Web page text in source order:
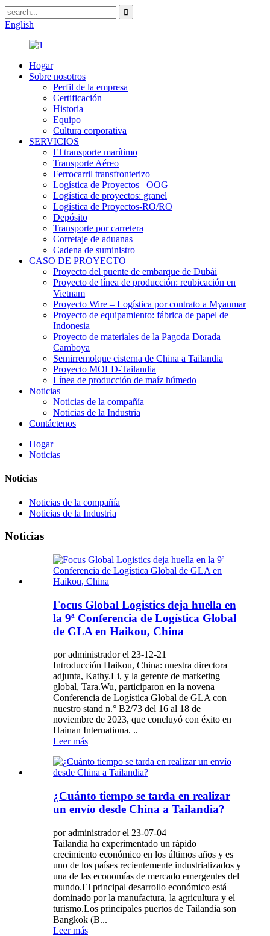
English
Hogar
Sobre nosotros
Perfil de la empresa
Certificación
Historia
Equipo
Cultura corporativa
SERVICIOS
El transporte marítimo
Transporte Aéreo
Ferrocarril transfronterizo
Logística de Proyectos –OOG
Logística de proyectos: granel
Logística de Proyectos-RO/RO
Depósito
Transporte por carretera
Corretaje de aduanas
Cadena de suministro
CASO DE PROYECTO
Proyecto del puente de embarque de Dubái
Proyecto de línea de producción: reubicación en
Vietnam
Proyecto Wire – Logística por contrato a Myanmar
Proyecto de equipamiento: fábrica de papel de
Indonesia
Proyecto de materiales de la Pagoda Dorada –
Camboya
Semirremolque cisterna de China a Tailandia
Proyecto MOLD-Tailandia
Línea de producción de maíz húmedo
Noticias
Noticias de la compañía
Noticias de la Industria
Contáctenos
Hogar
Noticias
Noticias
Noticias de la compañía
Noticias de la Industria
Noticias
Focus Global Logistics deja huella en
la 9ª Conferencia de Logística Global
de GLA en Haikou, China
por administrador el 23-12-21
Introducción Haikou, China: nuestra directora
adjunta, Kathy.Li, y la gerente de marketing
global, Tara.Wu, participaron en la novena
Conferencia de Logística Global de GLA con
nuestro stand n.° B2/73 del 16 al 18 de
noviembre de 2023, que concluyó con éxito en
Hainan Internationa. ..
Leer más
¿Cuánto tiempo se tarda en realizar
un envío desde China a Tailandia?
por administrador el 23-07-04
Tailandia ha experimentado un rápido
crecimiento económico en los últimos años y es
uno de los países recientemente industrializados y
una de las economías de mercado emergentes del
mundo.El principal desarrollo económico está
dominado por la manufactura, la agricultura y el
turismo.Los principales puertos de Tailandia son
Bangkok (B...
Leer más